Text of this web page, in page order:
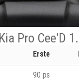
Pro Cee'D
Erste
90 ps